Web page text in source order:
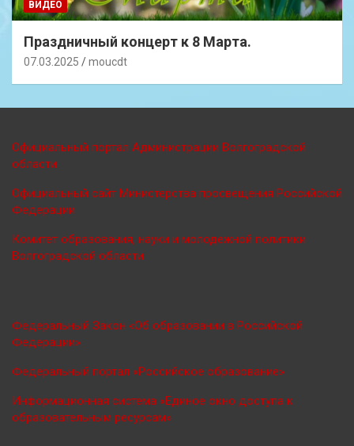
ВИДЕО
Праздничный концерт к 8 Марта.
07.03.2025 moucdt
Официальный портал Администрации Волгоградской
области
Официальный сайт Министерства просвещения Российской
Федерации
Комитет образования, науки и молодежной политики
Волгоградской области
Федеральный Закон «Об образовании в Российской
Федерации»
Федеральный портал «Российское образование»
Информационная система «Единое окно доступа к
образовательным ресурсам»